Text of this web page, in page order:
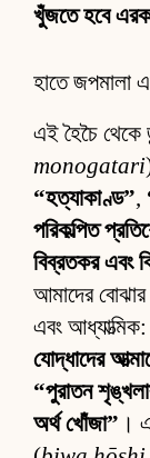
খুঁজতে হবে
হাতে জপমালা
এই হৈচৈ থেকে
monogatari
“হত্যাকাণ্ড”,
পরিকল্পিত
বিব্রতকর এবং
আমাদের
এবং
যোদ্ধাদের
“পুরাতন
অর্থ খোঁজা” ।